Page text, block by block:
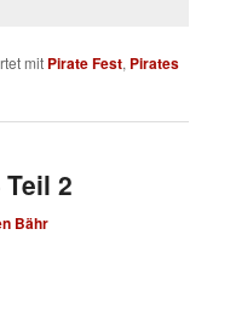
mit Pirate Fest, Pirates
2
Bähr